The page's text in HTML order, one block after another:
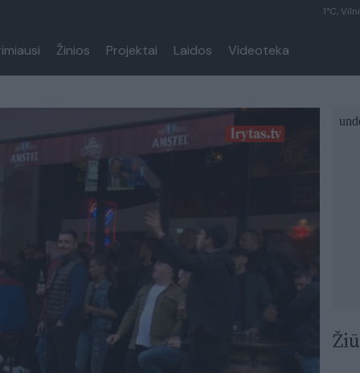
1°C,
Žinios Projektai Laidos Videoteka